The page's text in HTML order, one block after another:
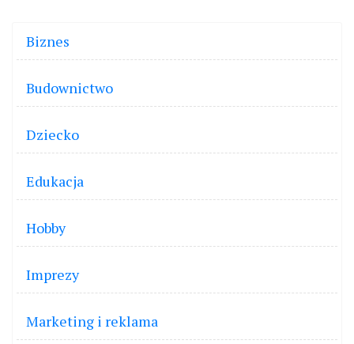
Biznes
Budownictwo
Dziecko
Edukacja
Hobby
Imprezy
Marketing i reklama